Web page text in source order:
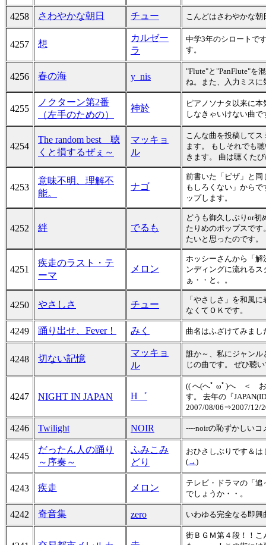
4258 さわやかな朝日 チュー こんどはさわやかな
4257 想
カルゼー
ラ
中学3年のシロートで
す。
4256 春の海 y_nis
"Flute"と"PanFlute"を
ね。また、入力ミスに
4255
ノクターン第2番
（左手のための）
神於
ピアノソナタ以来に
しなきゃいけない曲
4254
The random best 聴
くと損するぜぇ～
マッキョ
ル
こんな曲を投稿して
ます。 もしそれでも
きます。 曲は聴くた
4253
意味不明、理解不
能。
ナゴ
前書いた「ピザ」と
もしろくない」から
ップします。
4252 絆 でるも
どうも御久しぶりor
たりめのポップスで
たいと思ったのです
4251
疾走のラスト・テ
ーマ
メロン
ホッシーさんから「
ンディングに流れる
ぁ・・と。。
4250 やさしさ チュー
「やさしさ」を和風
なくてＯＫです。
4249 踊り出せ、Fever！ みく 曲名はふざけてみま
4248 切ない記憶
マッキョ
ル
誰か～、私にジャン
じの曲です。 ぜひ聴
4247 NIGHT IN JAPAN H゛
(( へ(へﾟ ωﾟ)へ ＜ お
す。 去年の『
2007/08/06⇒2007/12/
4246 Twilight NOIR ----noirの恥ずかしいコ
4245
だったん人の踊り
～序奏～
ふみこみ
どり
おひさしぶりです＆
(→)
4243 疾走 メロン
テレビ・ドラマの「
でしょうか・・。
4242 奇音集 zero いわゆる完全なる即
街ＢＧＭ第４段！！